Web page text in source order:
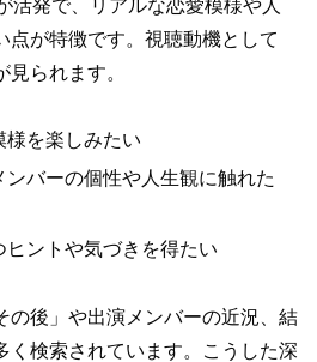
活発で、リアルな恋愛模様や人
点が特徴です。視聴動機として
られます。
様を楽しみたい
バーの個性や人生観に触れた
ントや気づきを得たい
の後」や出演メンバーの近況、結
く検索されています。こうした深